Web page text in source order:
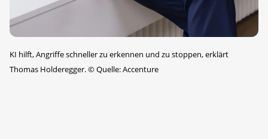
KI hilft, Angriffe schneller zu erkennen und zu stoppen, erklärt
Thomas Holderegger.©Quelle: Accenture